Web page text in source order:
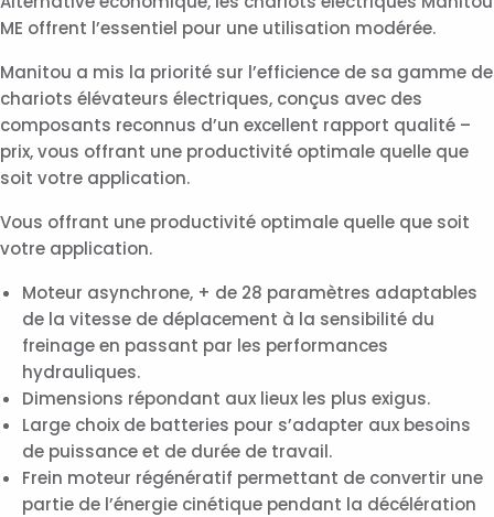
ME offrent l’essentiel pour une utilisation modérée.
Manitou a mis la priorité sur l’efficience de sa gamme de
chariots élévateurs électriques, conçus avec des
composants reconnus d’un excellent rapport qualité –
prix, vous offrant une productivité optimale quelle que
soit votre application.
Vous offrant une productivité optimale quelle que soit
votre application.
Moteur asynchrone, + de 28 paramètres adaptables
de la vitesse de déplacement à la sensibilité du
freinage en passant par les performances
hydrauliques.
Dimensions répondant aux lieux les plus exigus.
Large choix de batteries pour s’adapter aux besoins
de puissance et de durée de travail.
Frein moteur régénératif permettant de convertir une
partie de l’énergie cinétique pendant la décélération